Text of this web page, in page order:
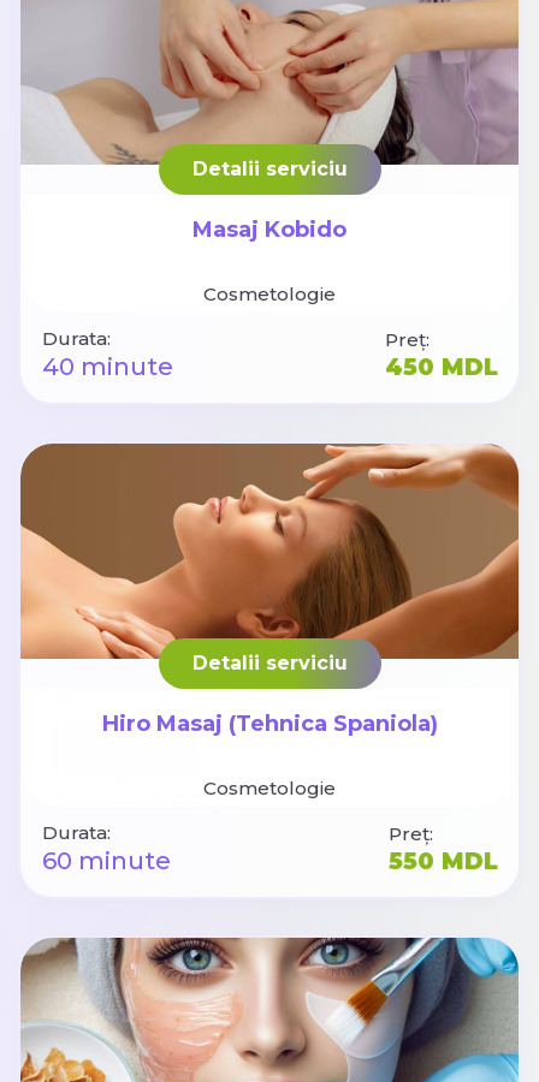
Detalii serviciu
Masaj Kobido
Cosmetologie
Durata:
40 minute
Preț:
450 MDL
Detalii serviciu
Hiro Masaj (Tehnica Spaniola)
Cosmetologie
Durata:
60 minute
Preț:
550 MDL